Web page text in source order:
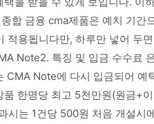
합 금융 cma제품은 예치 기간
용됩니다만, 하루만 넣어 두
Note2. 특징 및 입금 수수료
Note에 다시 입금되어 예
한명당 최고 5천만원(원금+
시는 1건당 500원 처음 개설시